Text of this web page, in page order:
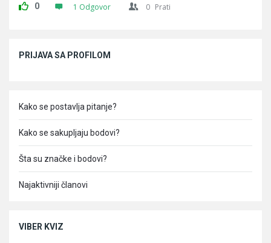
0 1 Odgovor 0 Prati
PRIJAVA SA PROFILOM
Kako se postavlja pitanje?
Kako se sakupljaju bodovi?
Šta su značke i bodovi?
Najaktivniji članovi
VIBER KVIZ